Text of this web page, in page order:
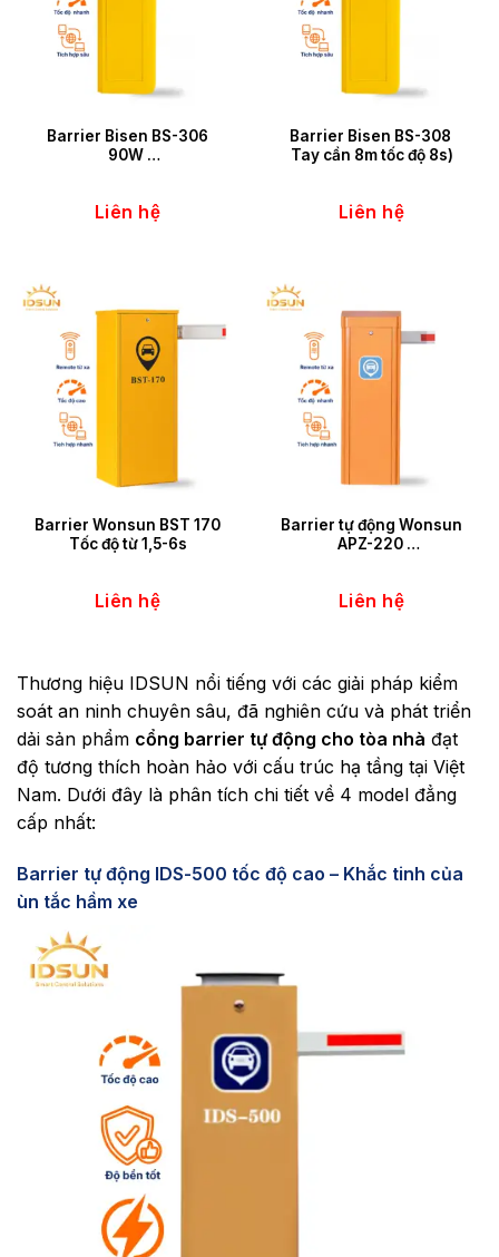
Barrier Bisen BS-306
90W
Liên hệ
Barrier Bisen BS-308
Tay cần 8m tốc độ 8s)
Liên hệ
Barrier Wonsun BST 170
Tốc độ từ 1,5-6s
Liên hệ
Barrier tự động Wonsun
APZ-220
Liên hệ
Thương hiệu IDSUN nổi tiếng với các giải pháp kiểm
soát an ninh chuyên sâu, đã nghiên cứu và phát triển
dải sản phẩm cổng barrier tự động cho tòa nhà đạt
độ tương thích hoàn hảo với cấu trúc hạ tầng tại Việt
Nam. Dưới đây là phân tích chi tiết về 4 model đẳng
cấp nhất:
Barrier tự động IDS-500 tốc độ cao – Khắc tinh của
ùn tắc hầm xe